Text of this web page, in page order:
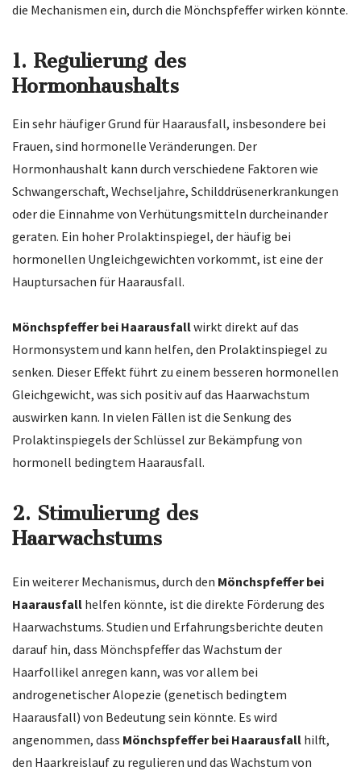
die Mechanismen ein, durch die Mönchspfeffer wirken könnte.
1. Regulierung des
Hormonhaushalts
Ein sehr häufiger Grund für Haarausfall, insbesondere bei
Frauen, sind hormonelle Veränderungen. Der
Hormonhaushalt kann durch verschiedene Faktoren wie
Schwangerschaft, Wechseljahre, Schilddrüsenerkrankungen
oder die Einnahme von Verhütungsmitteln durcheinander
geraten. Ein hoher Prolaktinspiegel, der häufig bei
hormonellen Ungleichgewichten vorkommt, ist eine der
Hauptursachen für Haarausfall.
Mönchspfeffer bei Haarausfallwirkt direkt auf das
Hormonsystem und kann helfen, den Prolaktinspiegel zu
senken. Dieser Effekt führt zu einem besseren hormonellen
Gleichgewicht, was sich positiv auf das Haarwachstum
auswirken kann. In vielen Fällen ist die Senkung des
Prolaktinspiegels der Schlüssel zur Bekämpfung von
hormonell bedingtem Haarausfall.
2. Stimulierung des
Haarwachstums
Ein weiterer Mechanismus, durch den Mönchspfeffer bei
Haarausfall helfen könnte, ist die direkte Förderung des
Haarwachstums. Studien und Erfahrungsberichte deuten
darauf hin, dass Mönchspfeffer das Wachstum der
Haarfollikel anregen kann, was vor allem bei
androgenetischer Alopezie (genetisch bedingtem
Haarausfall) von Bedeutung sein könnte. Es wird
angenommen, dass Mönchspfeffer bei Haarausfall hilft,
den Haarkreislauf zu regulieren und das Wachstum von